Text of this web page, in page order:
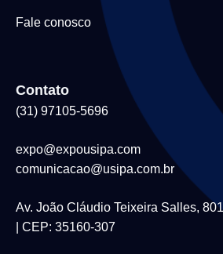
Fale conosco
Contato
(31) 97105-5696
expo@expousipa.com
comunicacao@usipa.com.br
Av. João Cláudio Teixeira Salles,
| CEP: 35160-307